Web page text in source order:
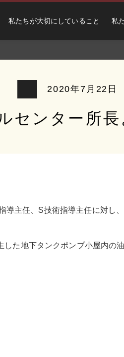
私たちが大切にしていること 私
2020年7月22日
センター所
導主任、S技術指導主任に対し
した地下タンクポンプ小屋内の